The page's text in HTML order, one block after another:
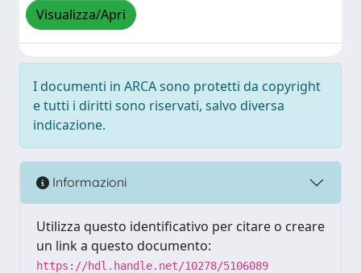
Visualizza/Apri
I documenti in ARCA sono protetti da copyright
e tutti i diritti sono riservati, salvo diversa
indicazione.
Informazioni
Utilizza questo identificativo per citare o creare
un link a questo documento:
https://hdl.handle.net/10278/5106089